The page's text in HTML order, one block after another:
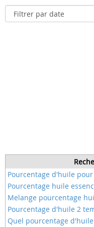
Pourcentage d'huile
Pourcentage huile
Melange pourcentage
Pourcentage d'huile 2
Quel pourcentage